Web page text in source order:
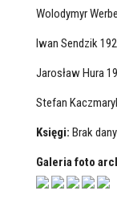
Wolodymyr
Iwan Sendzik
Jarosław Hura
Stefan
Księgi: Brak
Galeria foto